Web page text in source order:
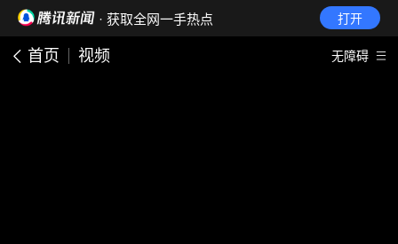
· 获取全网一手热点 打开
首页 视频 无障碍